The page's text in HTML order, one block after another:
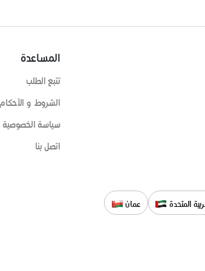
المساعدة
تتبع الطلب
الشروط و الأحكام
سياسة الخصوصية
اتصل بنا
المتحدة عمان